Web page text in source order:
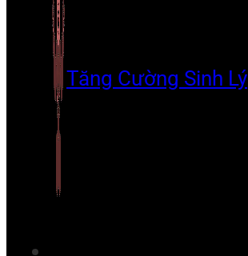
Tăng Cường Sinh Lý